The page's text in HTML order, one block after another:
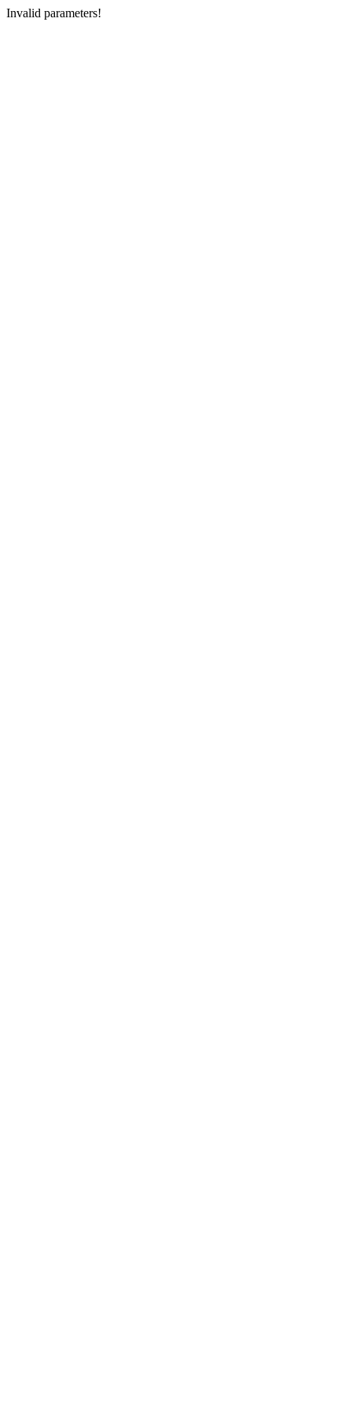
Invalid parameters!